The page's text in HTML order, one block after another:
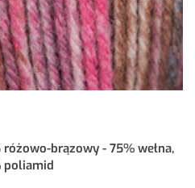
brązowy - 75% wełna,
poliamid